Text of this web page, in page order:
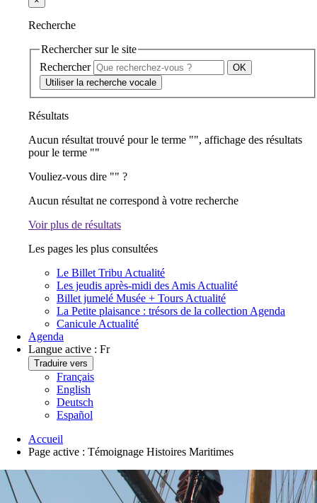
Recherche
Rechercher sur le site
Rechercher
Utiliser la recherche vocale
Résultats
Aucun résultat trouvé pour le terme "", affichage des résultats
pour le terme ""
Vouliez-vous dire "" ?
Aucun résultat ne correspond à votre recherche
Voir plus de résultats
Les pages les plus consultées
Le Billet Tribu Actualité
Les jeudis après-midi des Amis Actualité
Billet jumelé Musée + Tours Actualité
La Petite plaisance : trésors de la collection Agenda
Canicule Actualité
Agenda
Langue active : Fr
Traduire vers
Français
English
Deutsch
Español
Accueil
Page active : Témoignage Histoires Maritimes